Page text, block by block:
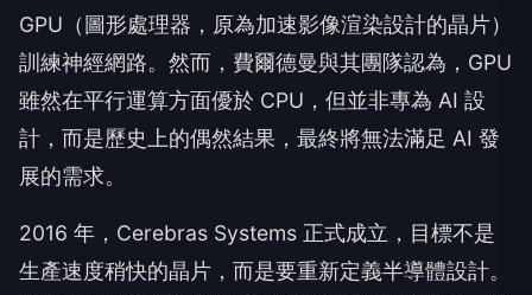
GPU（圖形處理器，原為加速影像渲染設計的晶片）
訓練神經網路。然而，費爾德曼與其團隊認為，GPU
雖然在平行運算方面優於 CPU，但並非專為 AI 設
計，而是歷史上的偶然結果，最終將無法滿足 AI 發
展的需求。
2016 年，Cerebras Systems 正式成立，目標不是
生產速度稍快的晶片，而是要重新定義半導體設計。